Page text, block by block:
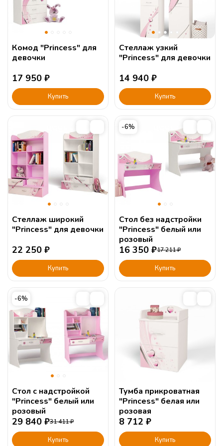
Комод "Princess" для
девочки
17 950 ₽
Купить
Стеллаж узкий
"Princess" для девочки
14 940 ₽
Купить
Стеллаж широкий
"Princess" для девочки
22 250 ₽
Купить
-6%
Стол без надстройки
"Princess" белый или
розовый
16 350 ₽17 211₽
Купить
-6%
Стол с надстройкой
"Princess" белый или
розовый
29 840 ₽31 411₽
Купить
Тумба прикроватная
"Princess" белая или
розовая
8 712 ₽
Купить